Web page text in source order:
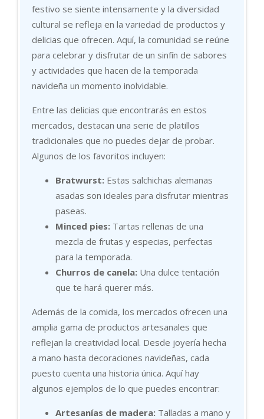
festivo se siente intensamente y la diversidad
cultural se refleja en la variedad de productos y
delicias que ofrecen. Aquí, la comunidad se reúne
para celebrar y disfrutar de un sinfín de sabores
y actividades que hacen de la temporada
navideña un momento inolvidable.
Entre las delicias que encontrarás en estos
mercados, destacan una serie de platillos
tradicionales que no puedes dejar de probar.
Algunos de los favoritos incluyen:
Bratwurst: Estas salchichas alemanas
asadas son ideales para disfrutar mientras
paseas.
Minced pies: Tartas rellenas de una
mezcla de frutas y especias, perfectas
para la temporada.
Churros de canela: Una dulce tentación
que te hará querer más.
Además de la comida, los mercados ofrecen una
amplia gama de productos artesanales que
reflejan la creatividad local. Desde joyería hecha
a mano hasta decoraciones navideñas, cada
puesto cuenta una historia única. Aquí hay
algunos ejemplos de lo que puedes encontrar:
Artesanías de madera: Talladas a mano y